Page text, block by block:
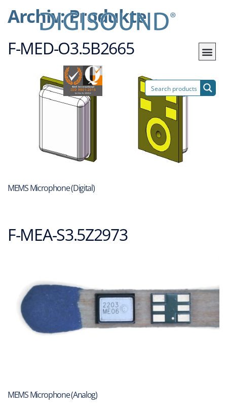
Archiv:Produkte
F-MED-O3.5B2665
MEMS Microphone (Digital)
F-MEA-S3.5Z2973
MEMS Microphone (Analog)